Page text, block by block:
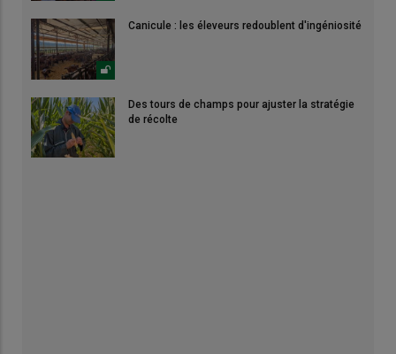
Canicule : les éleveurs redoublent d'ingéniosité
Des tours de champs pour ajuster la stratégie
de récolte